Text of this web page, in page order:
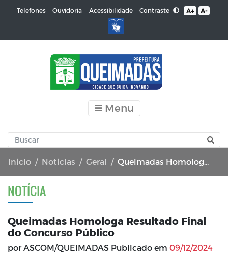
Telefones Ouvidoria Acessibilidade Contraste A+ A-
Menu
Início Notícias Geral Queimadas Homologa Resultado Final do Concurso Público
NOTÍCIA
Queimadas Homologa Resultado Final
do Concurso Público
por ASCOM/QUEIMADAS Publicado em 09/12/2024